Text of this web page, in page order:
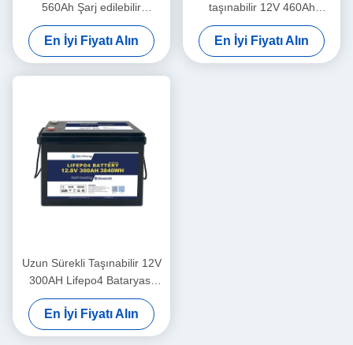
560Ah Şarj edilebilir
Ekonomik 5000 Döngü 12v
Lifepo4 Bataryası Paketi
En İyi Fiyatı Alın
taşınabilir 12V 460Ah
LiFePo4 uzun ömürlü
motorlu taşınabilir
En İyi Fiyatı Alın
Uzun Sürekli Taşınabilir 12V
300AH Lifepo4 Bataryası
Yeni Sınıf A Hücreleri Uzun
Dönem Hayatı
En İyi Fiyatı Alın